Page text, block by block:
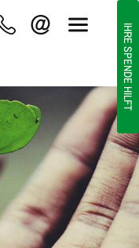
IHRE SPENDE HILFT